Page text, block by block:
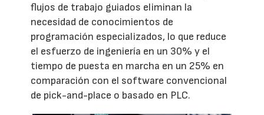
flujos de trabajo guiados eliminan la
necesidad de conocimientos de
programación especializados, lo que reduce
el esfuerzo de ingeniería en un 30% y el
tiempo de puesta en marcha en un 25% en
comparación con el software convencional
de pick-and-place o basado en PLC.